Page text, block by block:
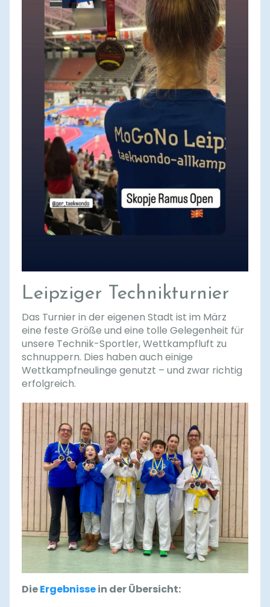
Leipziger Technikturnier
Das Turnier in der eigenen Stadt ist im März
eine feste Größe und eine tolle Gelegenheit für
unsere Technik-Sportler, Wettkampfluft zu
schnuppern. Dies haben auch einige
Wettkampfneulinge genutzt – und zwar richtig
erfolgreich.
DieErgebnissein der Übersicht: